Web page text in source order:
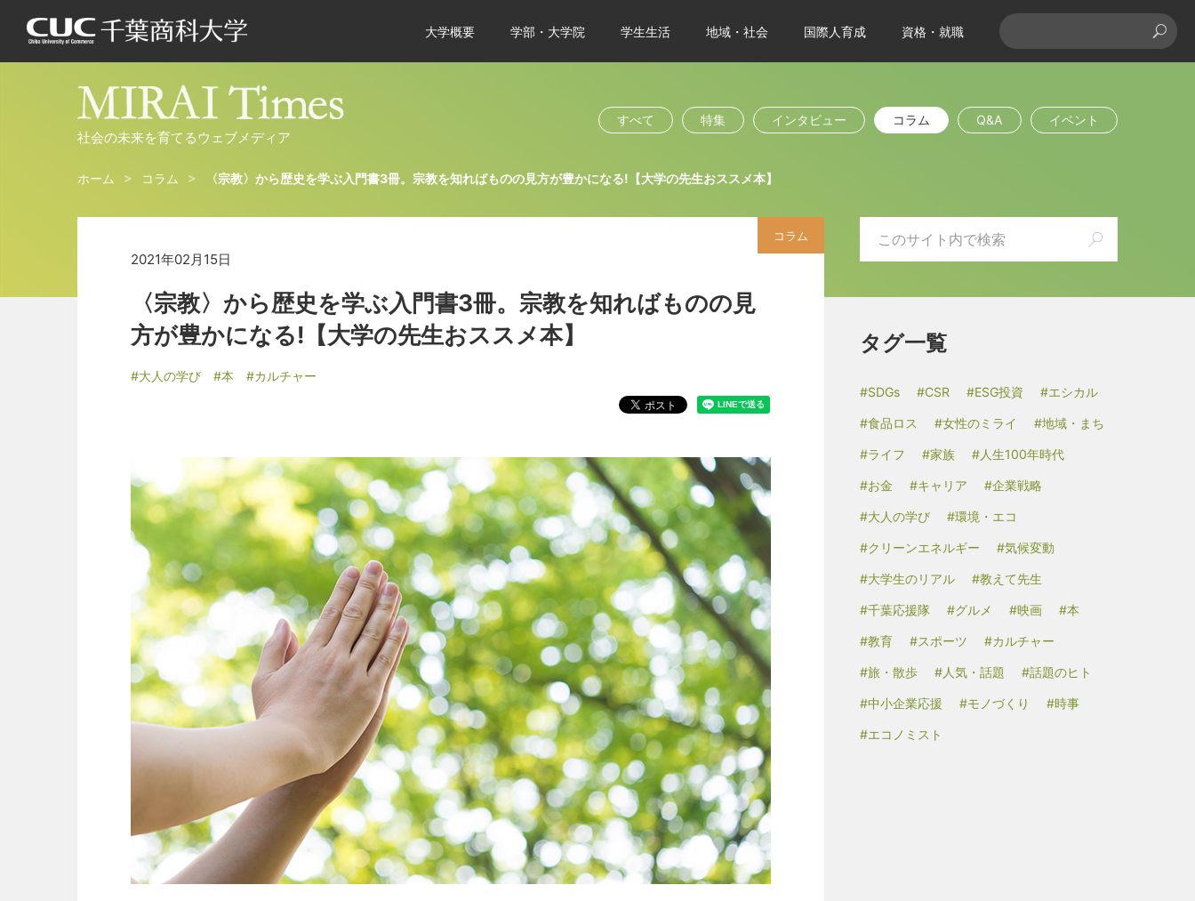
大学概要 学部・大学院 学生生活 地域・社会 国際人育成 資格・就職
社会の未来を育てるウェブメディア
すべて 特集 インタビュー コラム Q&A イベント
ホーム コラム 〈宗教〉から歴史を学ぶ入門書3冊。宗教を知ればものの見方が豊かになる!【大学の先生おススメ本】
コラム
2021年02月15日
〈宗教〉から歴史を学ぶ入門書3冊。宗教を知ればものの見
方が豊かになる!【大学の先生おススメ本】
#大人の学び #本 #カルチャー
タグ一覧
#SDGs #CSR #ESG投資 #エシカル
#食品ロス #女性のミライ #地域・まち
#ライフ #家族 #人生100年時代
#お金 #キャリア #企業戦略
#大人の学び #環境・エコ
#クリーンエネルギー #気候変動
#大学生のリアル #教えて先生
#千葉応援隊 #グルメ #映画 #本
#教育 #スポーツ #カルチャー
#旅・散歩 #人気・話題 #話題のヒト
#中小企業応援 #モノづくり #時事
#エコノミスト